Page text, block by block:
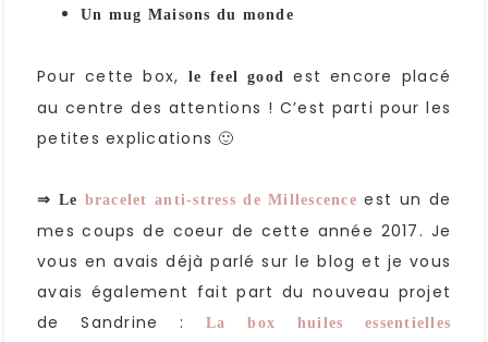
Un mug Maisons du monde
Pour cette box, le feel good est encore placé
au centre des attentions ! C’est parti pour les
petites explications 🙂
⇒ Le bracelet anti-stress de Millescence est un de
mes coups de coeur de cette année 2017. Je
vous en avais déjà parlé sur le blog et je vous
avais également fait part du nouveau projet
de Sandrine :
La box huiles essentielles